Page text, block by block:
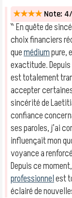
★★★★ Note:
‶ En quête de
choix financiers
quemédiumpure,
exactitude.
est totalement
accepter
sincérité de
confiance
ses paroles, j’ai
influençait mon
voyance a
Depuis ce
professionnelest
éclairé de